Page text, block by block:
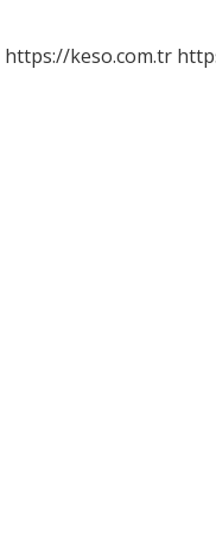
https://keso.com.tr